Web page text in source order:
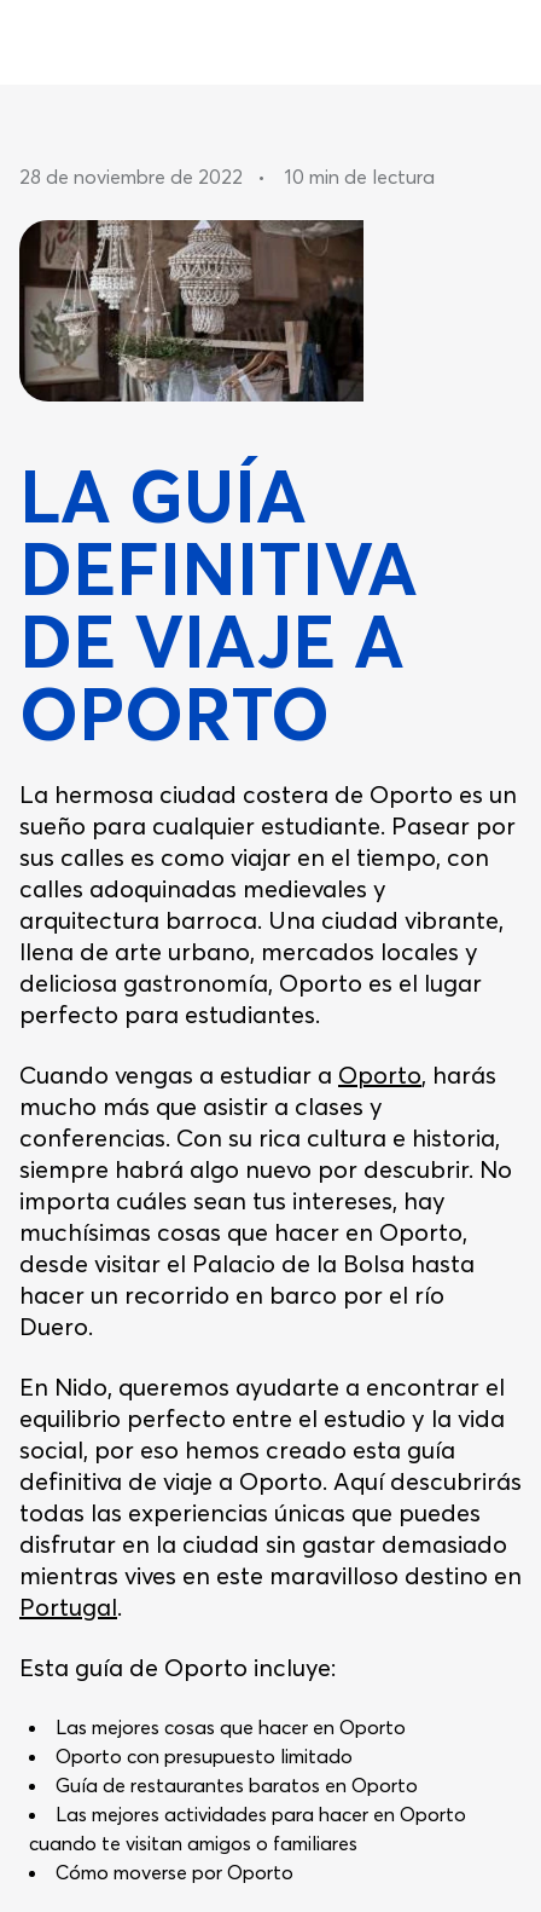
28 de noviembre de 2022 • 10 min de lectura
LA GUÍA
DEFINITIVA
DE VIAJE A
OPORTO
La hermosa ciudad costera de Oporto es un
sueño para cualquier estudiante. Pasear por
sus calles es como viajar en el tiempo, con
calles adoquinadas medievales y
arquitectura barroca. Una ciudad vibrante,
llena de arte urbano, mercados locales y
deliciosa gastronomía, Oporto es el lugar
perfecto para estudiantes.
Cuando vengas a estudiar a Oporto, harás
mucho más que asistir a clases y
conferencias. Con su rica cultura e historia,
siempre habrá algo nuevo por descubrir. No
importa cuáles sean tus intereses, hay
muchísimas cosas que hacer en Oporto,
desde visitar el Palacio de la Bolsa hasta
hacer un recorrido en barco por el río
Duero.
En Nido, queremos ayudarte a encontrar el
equilibrio perfecto entre el estudio y la vida
social, por eso hemos creado esta guía
definitiva de viaje a Oporto. Aquí descubrirás
todas las experiencias únicas que puedes
disfrutar en la ciudad sin gastar demasiado
mientras vives en este maravilloso destino en
Portugal.
Esta guía de Oporto incluye:
Las mejores cosas que hacer en Oporto
Oporto con presupuesto limitado
Guía de restaurantes baratos en Oporto
Las mejores actividades para hacer en Oporto
cuando te visitan amigos o familiares
Cómo moverse por Oporto